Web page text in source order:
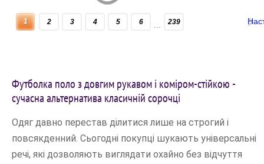
1 2 3 4 5 6 239
Футболка поло з довгим рукавом і коміром-стійкою -
сучасна альтернатива класичній сорочці
Одяг давно перестав ділитися лише на строгий і
повсякденний. Сьогодні покупці шукають універсальні
речі, які дозволяють виглядати охайно без відчуття